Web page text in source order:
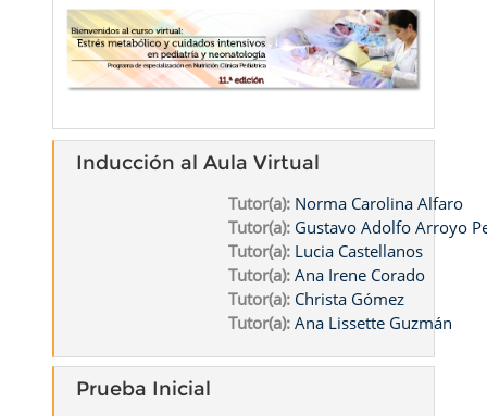
Inducción al Aula Virtual
Tutor(a): Norma Carolina Alfaro
Tutor(a): Gustavo Adolfo Arroyo
Tutor(a): Lucia Castellanos
Tutor(a): Ana Irene Corado
Tutor(a): Christa Gómez
Tutor(a): Ana Lissette Guzmán
Prueba Inicial